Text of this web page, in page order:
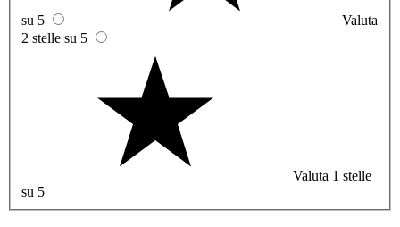
su 5
Valuta
2 stelle su 5
Valuta 1 stelle
su 5